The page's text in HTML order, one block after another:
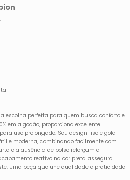
escolha perfeita para quem busca conforto e
em algodão, proporciona excelente
uso prolongado. Seu design liso e gola
e moderna, combinando facilmente com
e a ausência de bolso reforçam a
reativo na cor preta assegura
Uma peça que une qualidade e praticidade